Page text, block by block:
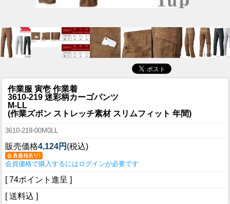
作業服 寅壱 作業着
3610-219 迷彩柄カーゴパンツ
M-LL
(作業ズボン ストレッチ素材 スリムフィット 年間)
3610-219-00M0LL
販売価格4,124円 (税込)
会員価格で購入するにはログインが必要です
[ 74ポイント進呈 ]
[ 送料込 ]